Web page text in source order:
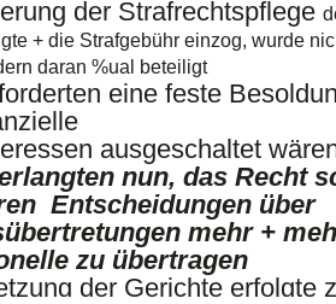
der Strafrechtspflege
+ die Strafgebühr einzog, wurde
daran %ual beteiligt
eine feste
ausgeschaltet
nun, das Recht
Entscheidungen über
mehr +
zu übertragen
der Gerichte erfolgte